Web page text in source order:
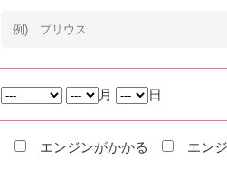
月 日
エンジンがかかる エン